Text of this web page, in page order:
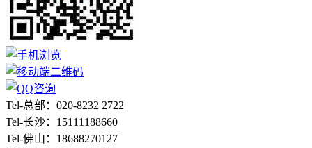
Tel-总部：020-8232 2722
Tel-长沙：15111188660
Tel-佛山：18688270127